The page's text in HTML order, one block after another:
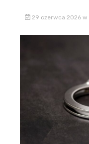
29 czerwca 2026 w